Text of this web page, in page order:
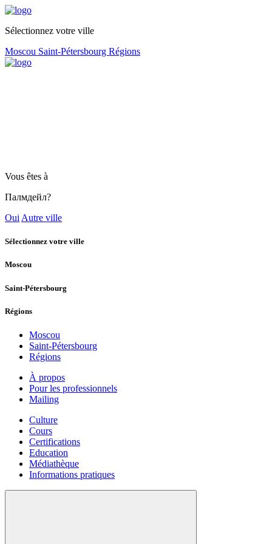
Sélectionnez votre ville
Moscou Saint-Pétersbourg Régions
Vous êtes à
Палмдейл?
Oui Autre ville
Sélectionnez votre ville
Moscou
Saint-Pétersbourg
Régions
Moscou
Saint-Pétersbourg
Régions
À propos
Pour les professionnels
Mailing
Culture
Cours
Certifications
Education
Médiathèque
Informations pratiques